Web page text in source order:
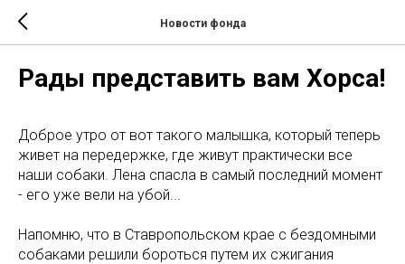
Новости фонда
Рады представить вам Хорса!
Доброе утро от вот такого малышка, который теперь
живет на передержке, где живут практически все
наши собаки. Лена спасла в самый последний момент
- его уже вели на убой...
Напомню, что в Ставропольском крае с бездомными
собаками решили бороться путем их сжигания